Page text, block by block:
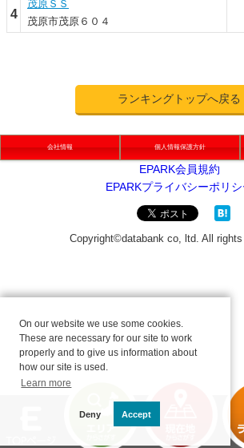
4
茂原ＳＳ
茂原市茂原６０４
ランキングトップへ戻る
会社情報 個人情報保護方針
On our website we use some cookies.
These are necessary for our site to work
properly and to give us information about
how our site is used.
Learn more
Deny Accept